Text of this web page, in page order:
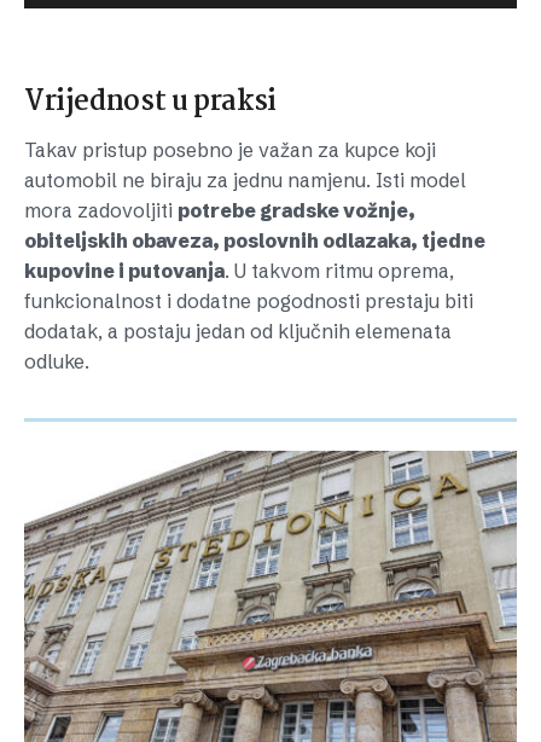
Vrijednost u praksi
Takav pristup posebno je važan za kupce koji
automobil ne biraju za jednu namjenu. Isti model
mora zadovoljiti potrebe gradske vožnje,
obiteljskih obaveza, poslovnih odlazaka, tjedne
kupovine i putovanja. U takvom ritmu oprema,
funkcionalnost i dodatne pogodnosti prestaju biti
dodatak, a postaju jedan od ključnih elemenata
odluke.